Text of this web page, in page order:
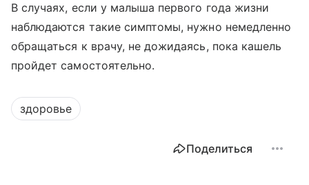
В случаях, если у малыша первого года жизни
наблюдаются такие симптомы, нужно немедленно
обращаться к врачу, не дожидаясь, пока кашель
пройдет самостоятельно.
здоровье
Поделиться